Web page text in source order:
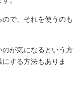
で、それを使うのも
のが気になるという方
する方法もありま